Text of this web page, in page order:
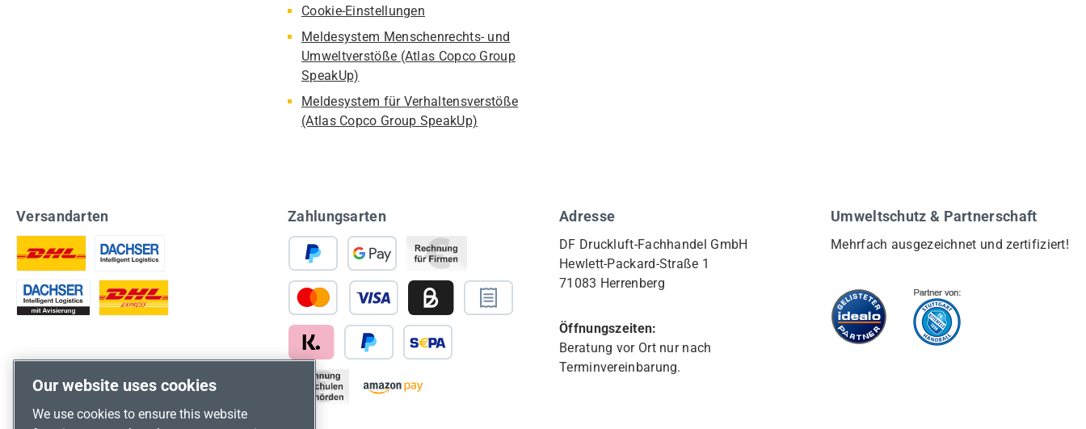
Cookie-Einstellungen
Meldesystem Menschenrechts- und
Umweltverstöße (Atlas Copco Group
SpeakUp)
Meldesystem für Verhaltensverstöße
(Atlas Copco Group SpeakUp)
Versandarten Zahlungsarten Adresse
DF Druckluft-Fachhandel GmbH
Hewlett-Packard-Straße 1
71083 Herrenberg
Öffnungszeiten:
Beratung vor Ort nur nach
Terminvereinbarung.
Umweltschutz & Partnerschaft
Mehrfach ausgezeichnet und zertifiziert!
Our website uses cookies
We use cookies to ensure this website